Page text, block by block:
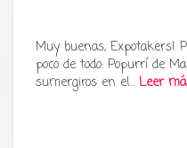
Tu radio y
anime y
Muy buenas, Expotakers!
poco de todo: Popurrí de
sumergiros en el… Leer